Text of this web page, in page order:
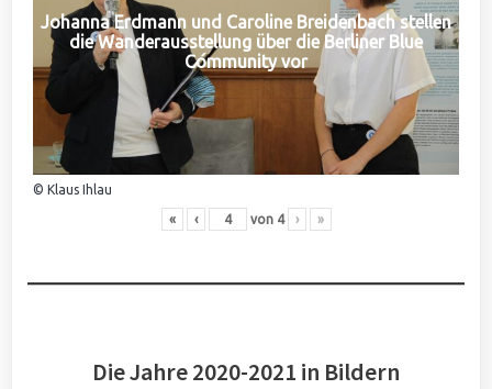
Johanna Erdmann und Caroline Breidenbach stellen
die Wanderausstellung über die Berliner Blue
Community vor
© Klaus Ihlau
« ‹ von 4 › »
Die Jahre 2020-2021 in Bildern